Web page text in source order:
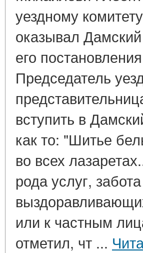
уездному
оказывал
его
Председатель
вступить в
как то: "Шитье
во всех
рода услуг,
или к частным
отметил, чт ...